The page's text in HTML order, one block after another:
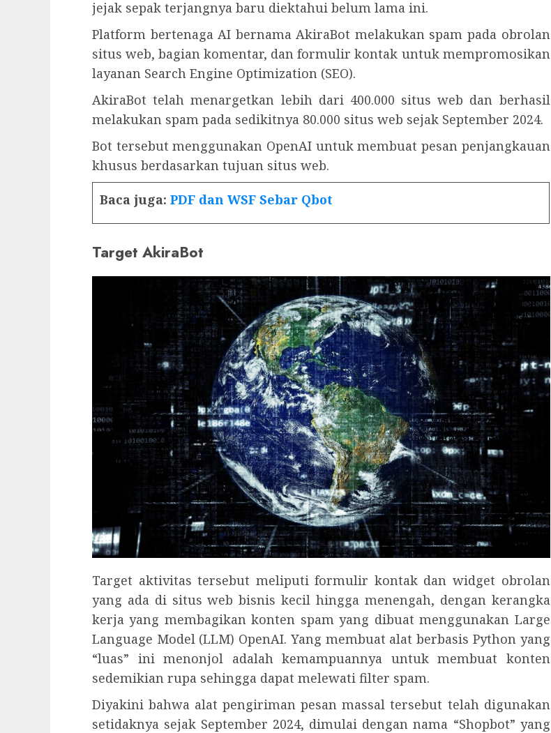
jejak sepak terjangnya baru diektahui belum lama ini.
Platform bertenaga AI bernama AkiraBot melakukan spam pada obrolan
situs web, bagian komentar, dan formulir kontak untuk mempromosikan
layanan Search Engine Optimization (SEO).
AkiraBot telah menargetkan lebih dari 400.000 situs web dan berhasil
melakukan spam pada sedikitnya 80.000 situs web sejak September 2024.
Bot tersebut menggunakan OpenAI untuk membuat pesan penjangkauan
khusus berdasarkan tujuan situs web.
Baca juga: PDF dan WSF Sebar Qbot
Target AkiraBot
Target aktivitas tersebut meliputi formulir kontak dan widget obrolan
yang ada di situs web bisnis kecil hingga menengah, dengan kerangka
kerja yang membagikan konten spam yang dibuat menggunakan Large
Language Model (LLM) OpenAI. Yang membuat alat berbasis Python yang
“luas” ini menonjol adalah kemampuannya untuk membuat konten
sedemikian rupa sehingga dapat melewati filter spam.
Diyakini bahwa alat pengiriman pesan massal tersebut telah digunakan
setidaknya sejak September 2024, dimulai dengan nama “Shopbot” yang